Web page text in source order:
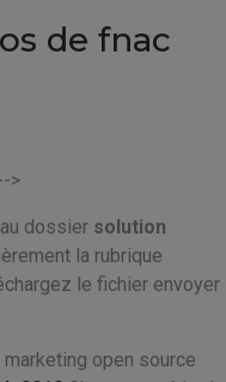
de fnac
>
dossier solution
la rubrique
le fichier envoyer
open source